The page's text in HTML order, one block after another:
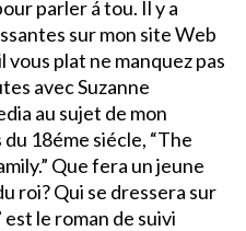
parler á tou. Il y a
sur mon site Web
vous plat ne manquez pas
avec Suzanne
au sujet de mon
18éme siécle, “The
Que fera un jeune
roi? Qui se dressera sur
est le roman de suivi